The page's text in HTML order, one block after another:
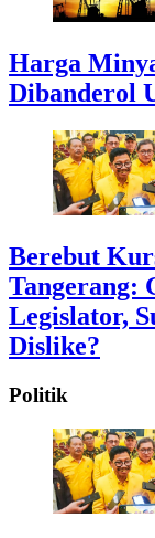
Harga
Dibanderol
Berebut
Tangerang:
Legislator,
Dislike?
Politik